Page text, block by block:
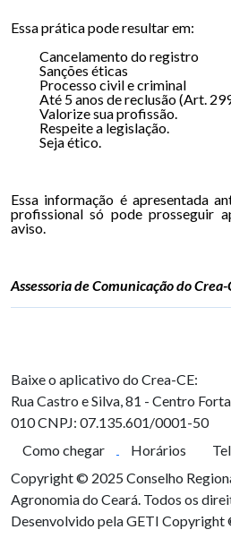
Essa prática pode resultar em:
Cancelamento do registro
Sanções éticas
Processo civil e criminal
Até 5 anos de reclusão (Art.
Valorize sua profissão.
Respeite a legislação.
Seja ético.
Essa informação é apresentada
profissional só pode prosseguir
aviso.
Assessoria de Comunicação do Crea-
Baixe o aplicativo do Crea-CE:
Rua Castro e Silva, 81 - Centro
010CNPJ: 07.135.601/0001-50
Como chegar
Horários
Copyright © 2025 Conselho
Agronomia do Ceará. Todos os
Desenvolvido pela GETI Copyright